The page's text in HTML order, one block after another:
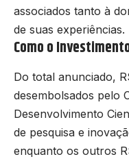
associados tanto à
de suas experiências.
Como o
Do total anunciado,
desembolsados pelo
Desenvolvimento
de pesquisa e
enquanto os outros